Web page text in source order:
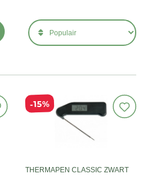
15%
THERMAPEN CLASSIC ZWART